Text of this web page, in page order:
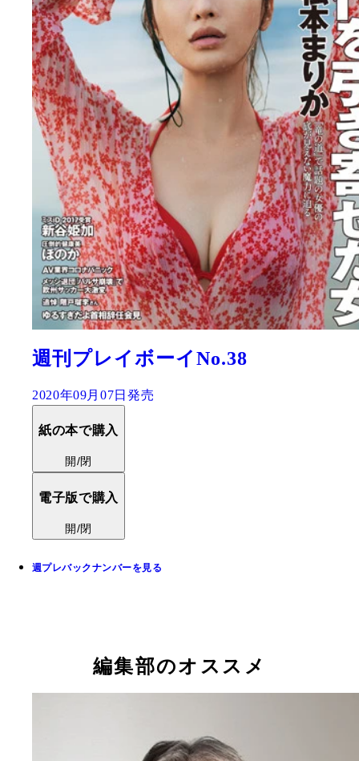
週刊プレイボーイNo.38
2020年09月07日発売
紙の本で購入
開/閉
電子版で購入
開/閉
週プレバックナンバーを見る
編集部のオススメ